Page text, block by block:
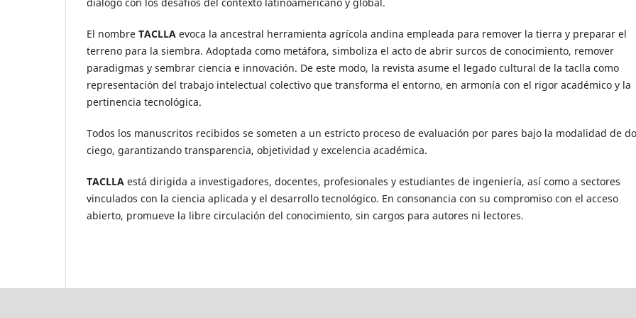
El nombre TACLLA evoca la ancestral herramienta agrícola andina empleada para remover la tierra y preparar el
terreno para la siembra. Adoptada como metáfora, simboliza el acto de abrir surcos de conocimiento, remover
paradigmas y sembrar ciencia e innovación. De este modo, la revista asume el legado cultural de la taclla como
representación del trabajo intelectual colectivo que transforma el entorno, en armonía con el rigor académico y la
pertinencia tecnológica.
Todos los manuscritos recibidos se someten a un estricto proceso de evaluación por pares bajo la modalidad de
ciego, garantizando transparencia, objetividad y excelencia académica.
TACLLA está dirigida a investigadores, docentes, profesionales y estudiantes de ingeniería, así como a sectores
vinculados con la ciencia aplicada y el desarrollo tecnológico. En consonancia con su compromiso con el acceso
abierto, promueve la libre circulación del conocimiento, sin cargos para autores ni lectores.